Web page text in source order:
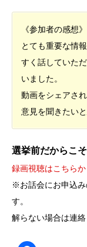
《参加者の感想》
とても重要な情
すく話していた
いました。
動画をシェアさ
意見を聞きたいと
選挙前だからこ
録画視聴はこちら
※お話会にお申込み
す。
解らない場合は連絡